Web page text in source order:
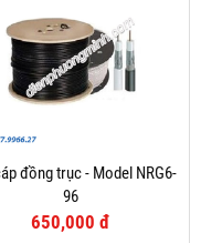
đồng trục - Model NRG6-
96
650,000 đ